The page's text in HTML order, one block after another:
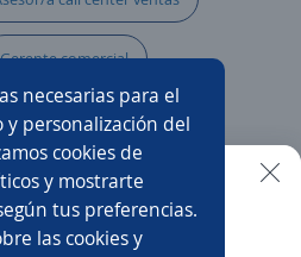
necesarias para el
personalización del
cookies de
y mostrarte
tus preferencias.
las cookies y
Gerente comercial
Vendedora
venta Ejecutivo/a comercial
ventas telemarketing
fácil en la app